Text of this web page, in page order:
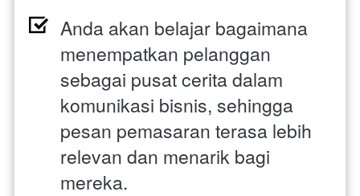
Anda akan belajar bagaimana
menempatkan pelanggan
sebagai pusat cerita dalam
komunikasi bisnis, sehingga
pesan pemasaran terasa lebih
relevan dan menarik bagi
mereka.